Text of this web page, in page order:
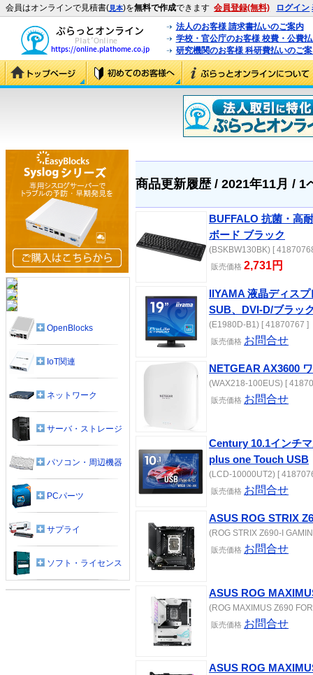
会員はオンラインで見積書(見本)を無料で作成できます 会員登録(無料) ログイン
法人のお客様 請求書払いのご案内
学校・官公庁のお客様 校費・公費
研究機関のお客様 科研費払いのご
商品更新履歴 / 2021年11月 / 1
BUFFALO 抗菌・高
ボード ブラック
(BSKBW130BK) [
販売価格 2,731円
IIYAMA 液晶ディス
SUB、DVI-D/ブラッ
(E1980D-B1) [ 41870767 ]
販売価格 お問合せ
NETGEAR AX3600
(WAX218-100EUS) [
販売価格 お問合せ
Century 10.1インチ
plus one Touch USB
(LCD-10000UT2) [
販売価格 お問合せ
ASUS ROG STRIX
(ROG STRIX Z690-I
販売価格 お問合せ
ASUS ROG
(ROG MAXIMUS Z690
販売価格 お問合せ
ASUS ROG
OpenBlocks
IoT関連
ネットワーク
サーバ・ストレージ
パソコン・周辺機器
PCパーツ
サプライ
ソフト・ライセンス